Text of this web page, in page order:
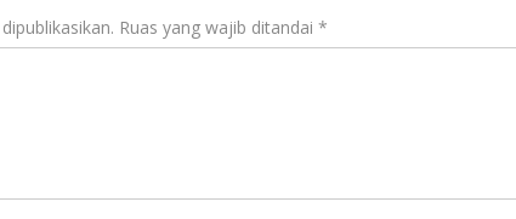
Ruas yang wajib ditandai *